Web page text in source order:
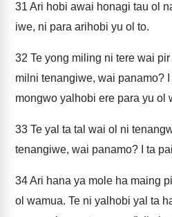
31 Ari hobi awai honagi tau ol
iwe, ni para arihobi yu ol to.
32 Te yong miling ni tere wai
milni tenangiwe, wai panamo?
mongwo yalhobi ere para yu ol
33 Te yal ta tal wai ol ni
tenangiwe, wai panamo? I ta
34Ari hana ya mole ha maing
ol wamua. Te ni yalhobi yal ta